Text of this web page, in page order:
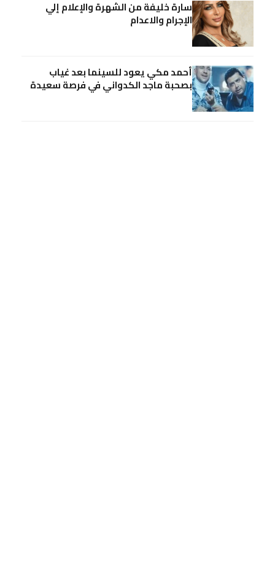
سارة خليفة من الشهرة والإعلام إلي
الإجرام والاعدام
أحمد مكي يعود للسينما بعد غياب
بصحبة ماجد الكدواني في فرصة سعيدة